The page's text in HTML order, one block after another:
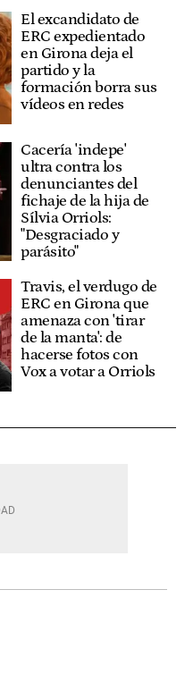
El excandidato de
ERC expedientado
en Girona deja el
partido y la
formación borra sus
vídeos en redes
Cacería 'indepe'
ultra contra los
denunciantes del
fichaje de la hija de
Sílvia Orriols:
"Desgraciado y
parásito"
Travis, el verdugo de
ERC en Girona que
amenaza con 'tirar
de la manta': de
hacerse fotos con
Vox a votar a Orriols